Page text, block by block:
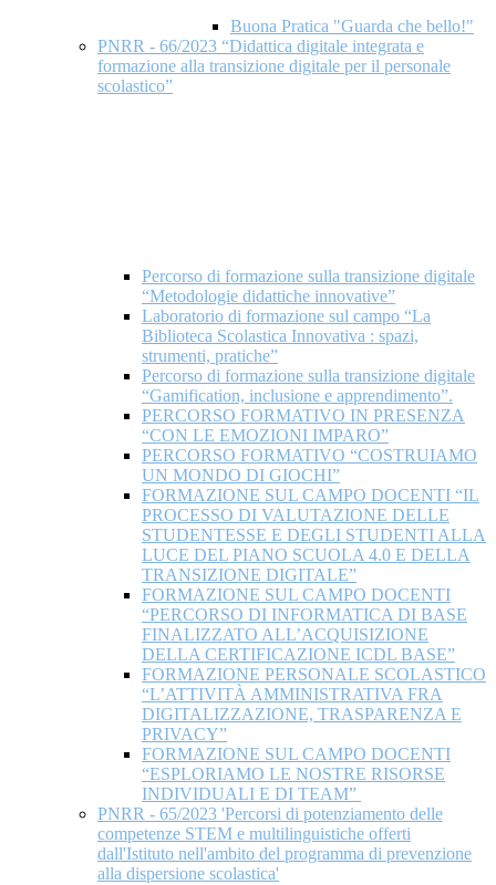
Buona Pratica "Guarda che bello!"
PNRR - 66/2023 “Didattica digitale integrata e
formazione alla transizione digitale per il personale
scolastico”
Percorso di formazione sulla transizione digitale
“Metodologie didattiche innovative”
Laboratorio di formazione sul campo “La
Biblioteca Scolastica Innovativa : spazi,
strumenti, pratiche”
Percorso di formazione sulla transizione digitale
“Gamification, inclusione e apprendimento”.
PERCORSO FORMATIVO IN PRESENZA
“CON LE EMOZIONI IMPARO”
PERCORSO FORMATIVO “COSTRUIAMO
UN MONDO DI GIOCHI”
FORMAZIONE SUL CAMPO DOCENTI “IL
PROCESSO DI VALUTAZIONE DELLE
STUDENTESSE E DEGLI STUDENTI ALLA
LUCE DEL PIANO SCUOLA 4.0 E DELLA
TRANSIZIONE DIGITALE”
FORMAZIONE SUL CAMPO DOCENTI
“PERCORSO DI INFORMATICA DI BASE
FINALIZZATO ALL’ACQUISIZIONE
DELLA CERTIFICAZIONE ICDL BASE”
FORMAZIONE PERSONALE SCOLASTICO
“L’ATTIVITÀ AMMINISTRATIVA FRA
DIGITALIZZAZIONE, TRASPARENZA E
PRIVACY”
FORMAZIONE SUL CAMPO DOCENTI
“ESPLORIAMO LE NOSTRE RISORSE
INDIVIDUALI E DI TEAM”
PNRR - 65/2023 'Percorsi di potenziamento delle
competenze STEM e multilinguistiche offerti
dall'Istituto nell'ambito del programma di prevenzione
alla dispersione scolastica'